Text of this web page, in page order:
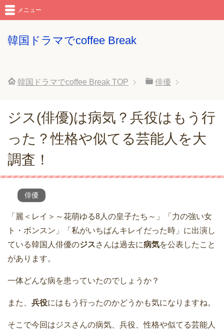
韓国ドラマでcoffee Break
メニュー
韓国ドラマでcoffee Break TOP 俳優
ジス(俳優)は病気？兵役はもう行
った？性格や似てる芸能人を大
調査！
俳優
「麗＜レイ＞～花萌ゆる8人の皇子たち～」「力の強い女
ト・ボンスン」「私がいちばんキレイだった時」に出演し
ている韓国人俳優のジスさんは過去に病気を公表したこと
があります。
一体どんな病を患っていたのでしょうか？
また、 兵役にはもう行ったのかどうかも気になりますね。
そこで今回はジスさんの病気、兵役、性格や似てる芸能人